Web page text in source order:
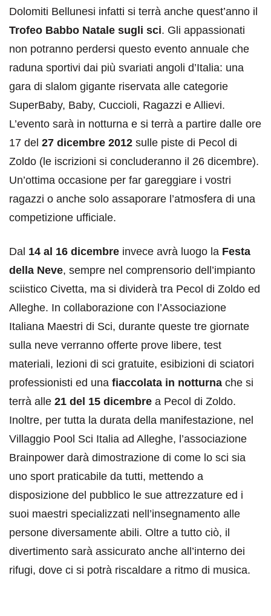
Dolomiti Bellunesi infatti si terrà anche quest’anno il
Trofeo Babbo Natale sugli sci. Gli appassionati
non potranno perdersi questo evento annuale che
raduna sportivi dai più svariati angoli d’Italia: una
gara di slalom gigante riservata alle categorie
SuperBaby, Baby, Cuccioli, Ragazzi e Allievi.
L’evento sarà in notturna e si terrà a partire dalle ore
17 del 27 dicembre 2012 sulle piste di Pecol di
Zoldo (le iscrizioni si concluderanno il 26 dicembre).
Un’ottima occasione per far gareggiare i vostri
ragazzi o anche solo assaporare l’atmosfera di una
competizione ufficiale.
Dal 14 al 16 dicembre invece avrà luogo la Festa
della Neve, sempre nel comprensorio dell’impianto
sciistico Civetta, ma si dividerà tra Pecol di Zoldo ed
Alleghe. In collaborazione con l’Associazione
Italiana Maestri di Sci, durante queste tre giornate
sulla neve verranno offerte prove libere, test
materiali, lezioni di sci gratuite, esibizioni di sciatori
professionisti ed una fiaccolata in notturna che si
terrà alle 21 del 15 dicembre a Pecol di Zoldo.
Inoltre, per tutta la durata della manifestazione, nel
Villaggio Pool Sci Italia ad Alleghe, l’associazione
Brainpower darà dimostrazione di come lo sci sia
uno sport praticabile da tutti, mettendo a
disposizione del pubblico le sue attrezzature ed i
suoi maestri specializzati nell’insegnamento alle
persone diversamente abili. Oltre a tutto ciò, il
divertimento sarà assicurato anche all’interno dei
rifugi, dove ci si potrà riscaldare a ritmo di musica.